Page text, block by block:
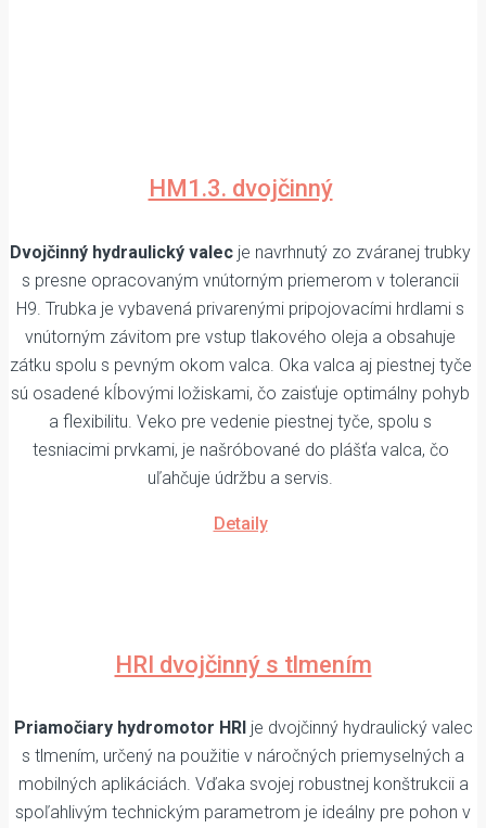
HM1.3. dvojčinný
Dvojčinný hydraulický valec je navrhnutý zo zváranej trubky
s presne opracovaným vnútorným priemerom v tolerancii
H9. Trubka je vybavená privarenými pripojovacími hrdlami s
vnútorným závitom pre vstup tlakového oleja a obsahuje
zátku spolu s pevným okom valca. Oka valca aj piestnej tyče
sú osadené kĺbovými ložiskami, čo zaisťuje optimálny pohyb
a flexibilitu. Veko pre vedenie piestnej tyče, spolu s
tesniacimi prvkami, je našróbované do plášťa valca, čo
uľahčuje údržbu a servis.
Detaily
HRI dvojčinný s tlmením
Priamočiary hydromotor HRIje dvojčinný hydraulický valec
s tlmením, určený na použitie v náročných priemyselných a
mobilných aplikáciách. Vďaka svojej robustnej konštrukcii a
spoľahlivým technickým parametrom je ideálny pre pohon v